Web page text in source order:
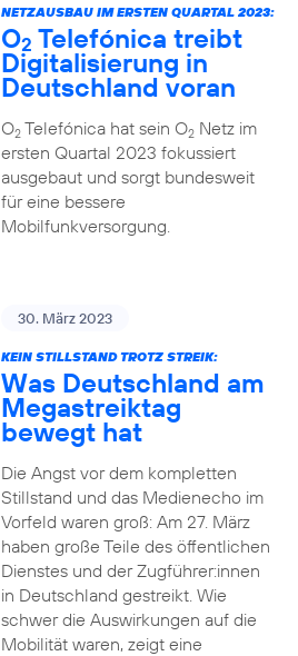
NETZAUSBAU IM ERSTEN QUARTAL 2023:
O2 Telefónica treibt
Digitalisierung in
Deutschland voran
O2Telefónica hat sein O2Netz im
ersten Quartal 2023 fokussiert
ausgebaut und sorgt bundesweit
für eine bessere
Mobilfunkversorgung.
30. März 2023
KEIN STILLSTAND TROTZ STREIK:
Was Deutschland am
Megastreiktag
bewegt hat
Die Angst vor dem kompletten
Stillstand und das Medienecho im
Vorfeld waren groß: Am 27. März
haben große Teile des öffentlichen
Dienstes und der Zugführer:innen
in Deutschland gestreikt. Wie
schwer die Auswirkungen auf die
Mobilität waren, zeigt eine